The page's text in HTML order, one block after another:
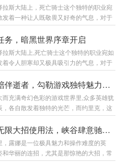
件精心雕琢的艺术品，硬币的主体部分通
制成，如黄金、白银等，这些金属本身就
，它们的表面被工匠们运用精妙的工艺
,反射出耀眼的光芒。...
斯大陆上，死亡骑士这个独特的职业宛
着一种让人既敬畏又好奇的气息，对于
界的新手来说，死骑新手任务就像是一
满挑战与惊喜的奇幻之旅。 当你创建一个
封王座的阴影中苏醒的那一刻起，新手任
，首先映入眼帘的是那阴森恐怖的场景，
，荒芜的大地，残败的建筑，仿佛都在
然不同的世界。 第...
务，暗黑世界序章开启
斯大陆上,死亡骑士这个独特的职业宛如
令人胆寒却又极具吸引力的气息，对于
士的新手任务线就像是一扇通往黑暗力
他们开启一段充满奇幻与挑战的旅程。
角色后,首先会置身于一个阴森恐怖的场景
臭的气息，灰暗的天空下是一片荒芜的焦
幽灵般的生物飘荡而过，新手任务就在
骑士背景故事和职业特...
约里克皮肤，陪伴逝者，勾勒游戏独特魅力风景线
充满奇幻色彩的游戏世界里,众多英雄犹
各自散发着独特的光芒，而约里克，这
秘、暗黑的风格吸引了不少玩家的目
更是在游戏中为玩家带来了别样的体
肤自带一种阴森的气息,他身着黑色的长
，手中那巨大的墓园铲仿佛能轻易地掘开
亡魂，他的技能特效也与整体风格相契
揭秘王者露娜无限大招使用法，峡谷肆意驰骋不是梦！
露娜是一位极具魅力和操作难度的英
华丽的连招，尤其是那惊艳的大招，常
少胜多的奇迹，要想熟练掌握露娜的大